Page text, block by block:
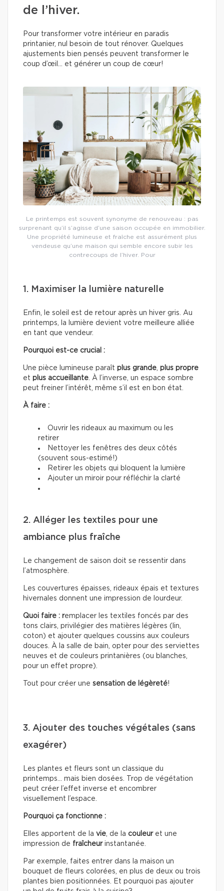
de l’hiver.
Pour transformer votre intérieur en paradis
printanier, nul besoin de tout rénover. Quelques
ajustements bien pensés peuvent transformer le
coup d’œil… et générer un coup de cœur!
Le printemps est souvent synonyme de renouveau : pas
surprenant qu’il s’agisse d’une saison occupée en immobilier.
Une propriété lumineuse et fraîche est assurément plus
vendeuse qu’une maison qui semble encore subir les
contrecoups de l’hiver. Pour
1. Maximiser la lumière naturelle
Enfin, le soleil est de retour après un hiver gris. Au
printemps, la lumière devient votre meilleure alliée
en tant que vendeur.
Pourquoi est-ce crucial :
Une pièce lumineuse paraît plus grande, plus propre
et plus accueillante. À l’inverse, un espace sombre
peut freiner l’intérêt, même s’il est en bon état.
À faire :
Ouvrir les rideaux au maximum ou les
retirer
Nettoyer les fenêtres des deux côtés
(souvent sous-estimé!)
Retirer les objets qui bloquent la lumière
Ajouter un miroir pour réfléchir la clarté
2. Alléger les textiles pour une
ambiance plus fraîche
Le changement de saison doit se ressentir dans
l’atmosphère.
Les couvertures épaisses, rideaux épais et textures
hivernales donnent une impression de lourdeur.
Quoi faire : remplacer les textiles foncés par des
tons clairs, privilégier des matières légères (lin,
coton) et ajouter quelques coussins aux couleurs
douces. À la salle de bain, opter pour des serviettes
neuves et de couleurs printanières (ou blanches,
pour un effet propre).
Tout pour créer une sensation de légèreté!
3. Ajouter des touches végétales (sans
exagérer)
Les plantes et fleurs sont un classique du
printemps… mais bien dosées. Trop de végétation
peut créer l’effet inverse et encombrer
visuellement l’espace.
Pourquoi ça fonctionne :
Elles apportent de la vie, de la couleuret une
impression de fraîcheurinstantanée.
Par exemple, faites entrer dans la maison un
bouquet de fleurs colorées, en plus de deux ou trois
plantes bien positionnées. Et pourquoi pas ajouter